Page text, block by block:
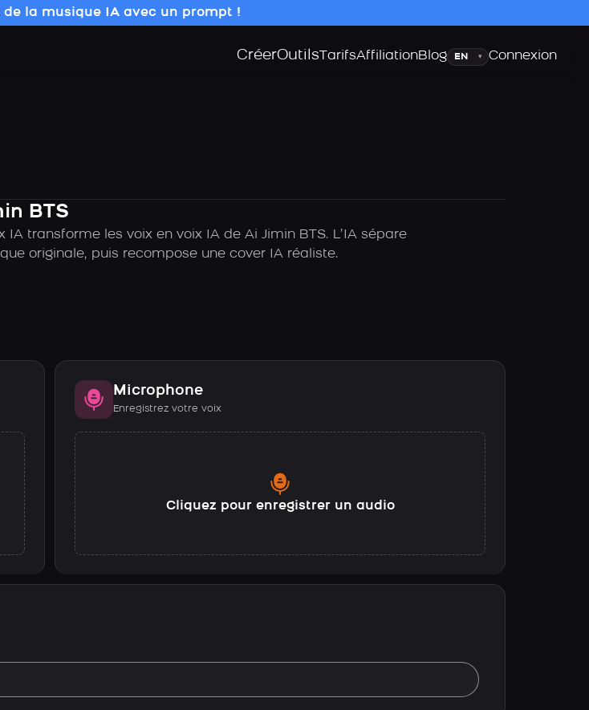
de la musique IA avec un prompt !
CréerOutils TarifsAffiliationBlogLangue
▾ Connexion
BTS
transforme les voix en voix IA de Ai Jimin BTS. L’IA sépare
originale, puis recompose une cover IA réaliste.
Microphone
Enregistrez votre voix
Cliquez pour enregistrer un audio